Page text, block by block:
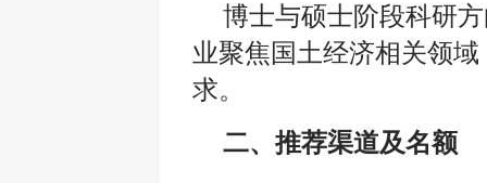
博士与硕士阶段科研
业聚焦国土经济相关领
求。
二、推荐渠道及名额